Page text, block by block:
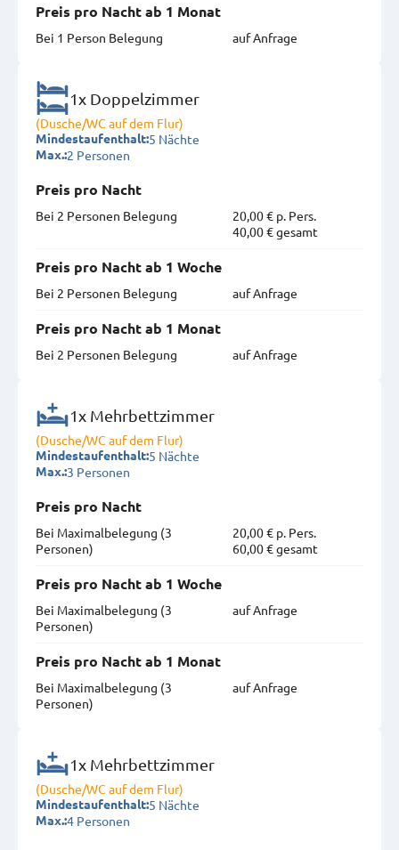
Preis pro Nacht ab 1 Monat
Bei 1 Person Belegung
auf Anfrage
1x Doppelzimmer
(Dusche/WC auf dem Flur)
Mindestaufenthalt:5 Nächte
Max.:2 Personen
Preis pro Nacht
Bei 2 Personen Belegung
20,00 € p. Pers.
40,00 € gesamt
Preis pro Nacht ab 1 Woche
Bei 2 Personen Belegung
auf Anfrage
Preis pro Nacht ab 1 Monat
Bei 2 Personen Belegung
auf Anfrage
1x Mehrbettzimmer
(Dusche/WC auf dem Flur)
Mindestaufenthalt:5 Nächte
Max.:3 Personen
Preis pro Nacht
Bei Maximal­belegung (3
Personen)
20,00 € p. Pers.
60,00 € gesamt
Preis pro Nacht ab 1 Woche
Bei Maximal­belegung (3
Personen)
auf Anfrage
Preis pro Nacht ab 1 Monat
Bei Maximal­belegung (3
Personen)
auf Anfrage
1x Mehrbettzimmer
(Dusche/WC auf dem Flur)
Mindestaufenthalt:5 Nächte
Max.:4 Personen